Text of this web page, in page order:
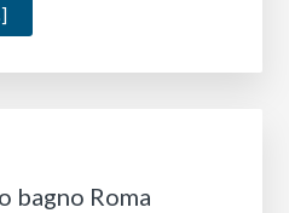
mosaico
bagno
bagno Roma